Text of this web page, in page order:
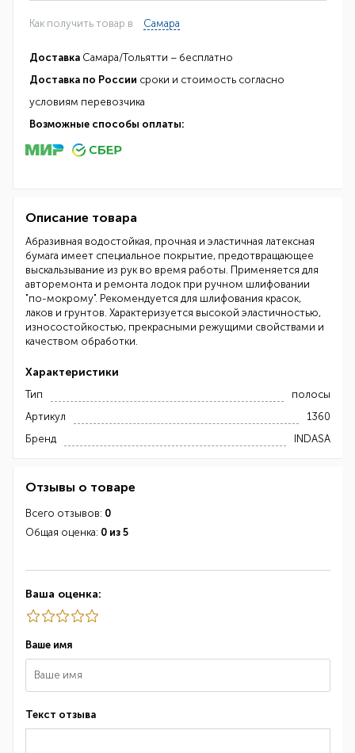
Как получить товар в Самара
Доставка Самара/Тольятти – бесплатно
Доставка по России сроки и стоимость согласно
условиям перевозчика
Возможные способы оплаты:
Описание товара
Абразивная водостойкая, прочная и эластичная латексная
бумага имеет специальное покрытие, предотвращающее
выскальзывание из рук во время работы. Применяется для
авторемонта и ремонта лодок при ручном шлифовании
"по-мокрому". Рекомендуется для шлифования красок,
лаков и грунтов. Характеризуется высокой эластичностью,
износостойкостью, прекрасными режущими свойствами и
качеством обработки.
Характеристики
Тип
полосы
Артикул
1360
Бренд
INDASA
Отзывы о товаре
Всего отзывов: 0
Общая оценка: 0 из 5
Ваша оценка:
Ваше имя
Текст отзыва